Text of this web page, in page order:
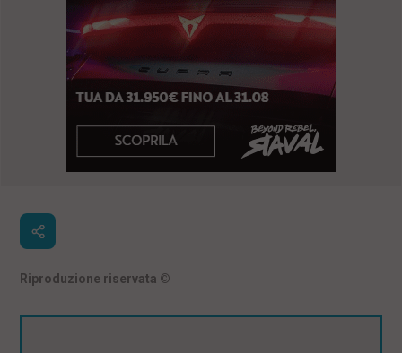
Riproduzione riservata ©